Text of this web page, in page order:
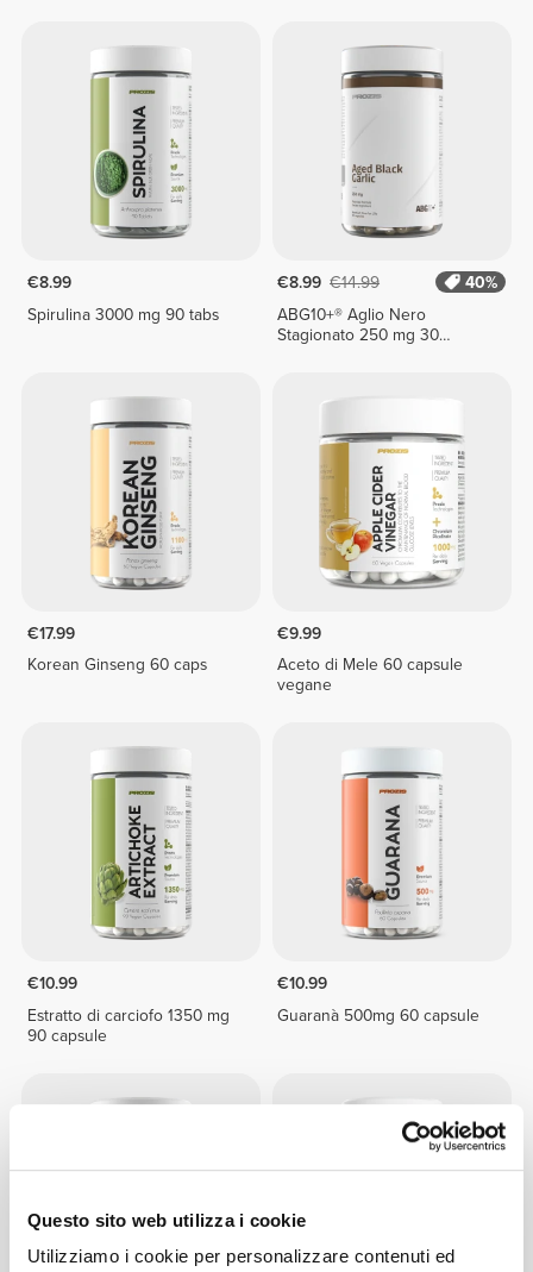
Questo sito web utilizza i cookie
Utilizziamo i cookie per personalizzare contenuti ed
€8.99
Spirulina 3000 mg 90 tabs
€8.99 €14.99
40%
ABG10+® Aglio Nero
Stagionato 250 mg 30
€17.99
Korean Ginseng 60 caps
€9.99
Aceto di Mele 60 capsule
vegane
€10.99
Estratto di carciofo 1350 mg
90 capsule
€10.99
Guaranà 500mg 60 capsule